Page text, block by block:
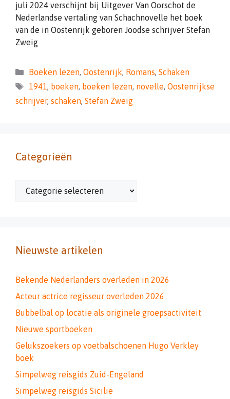
juli 2024 verschijnt bij Uitgever Van Oorschot de
Nederlandse vertaling van Schachnovelle het boek
van de in Oostenrijk geboren Joodse schrijver Stefan
Zweig
Categorieën
Boeken lezen, Oostenrijk, Romans, Schaken
Tags
1941, boeken, boeken lezen, novelle, Oostenrijkse
schrijver, schaken, Stefan Zweig
Categorieën
Categorieën
Nieuwste artikelen
Bekende Nederlanders overleden in 2026
Acteur actrice regisseur overleden 2026
Bubbelbal op locatie als originele groepsactiviteit
Nieuwe sportboeken
Gelukszoekers op voetbalschoenen Hugo Verkley
boek
Simpelweg reisgids Zuid-Engeland
Simpelweg reisgids Sicilië